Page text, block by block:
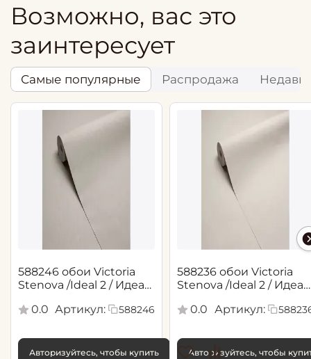
Возможно, вас это
заинтересует
Самые популярные Распродажа
588246 обои Victoria
Stenova /Ideal 2 / Идеал
0.0 Артикул: 588246
Авторизуйтесь, чтобы купить
588236 обои Victoria
Stenova /Ideal 2 / Идеал
0.0
Артикул:
Авторизуйтесь, чтобы